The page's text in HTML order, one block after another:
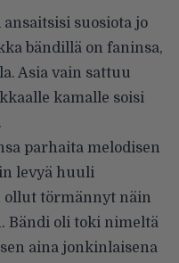
suosiota jo
bändillä on faninsa,
Asia vain sattuu
kamalle soisi
parhaita melodisen
levyä huuli
ollut törmännyt näin
Bändi oli toki nimeltä
aina jonkinlaisena